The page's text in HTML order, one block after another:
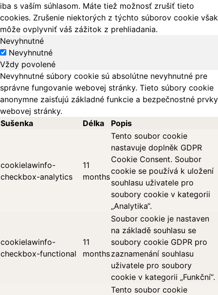
iba s vaším súhlasom. Máte tiež možnosť zrušiť tieto
cookies. Zrušenie niektorých z týchto súborov cookie však
môže ovplyvniť váš zážitok z prehliadania.
Nevyhnutné
Nevyhnutné
Vždy povolené
Nevyhnutné súbory cookie sú absolútne nevyhnutné pre
správne fungovanie webovej stránky. Tieto súbory cookie
anonymne zaisťujú základné funkcie a bezpečnostné prvky
webovej stránky.
Sušenka
Délka Popis
cookielawinfo-
checkbox-analytics
11
months
Tento soubor cookie
nastavuje doplněk GDPR
Cookie Consent. Soubor
cookie se používá k uložení
souhlasu uživatele pro
soubory cookie v kategorii
„Analytika“.
cookielawinfo-
checkbox-functional
11
months
Soubor cookie je nastaven
na základě souhlasu se
soubory cookie GDPR pro
zaznamenání souhlasu
uživatele pro soubory
cookie v kategorii „Funkční“.
Tento soubor cookie